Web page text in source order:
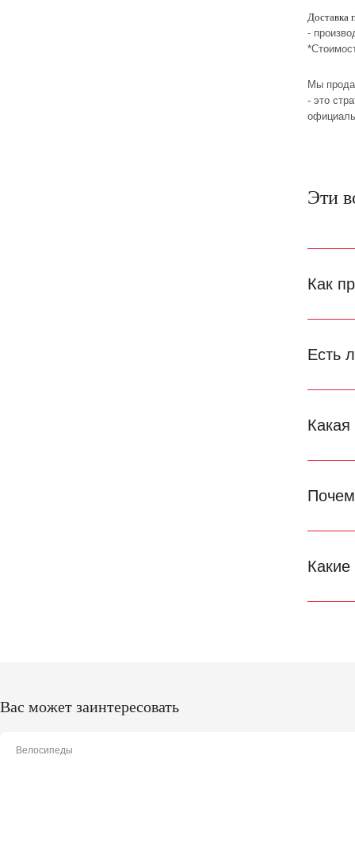
Доставка
-
Мы
- это
Эти
Как
Есть
Какая
Вас может заинтересовать
Велосипеды